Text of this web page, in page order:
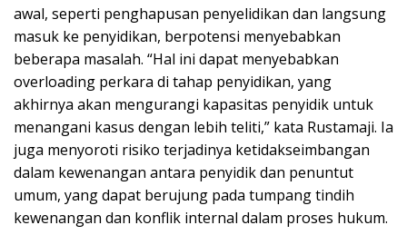
awal, seperti penghapusan penyelidikan dan langsung
masuk ke penyidikan, berpotensi menyebabkan
beberapa masalah. “Hal ini dapat menyebabkan
overloading perkara di tahap penyidikan, yang
akhirnya akan mengurangi kapasitas penyidik untuk
menangani kasus dengan lebih teliti,” kata Rustamaji. Ia
juga menyoroti risiko terjadinya ketidakseimbangan
dalam kewenangan antara penyidik dan penuntut
umum, yang dapat berujung pada tumpang tindih
kewenangan dan konflik internal dalam proses hukum.